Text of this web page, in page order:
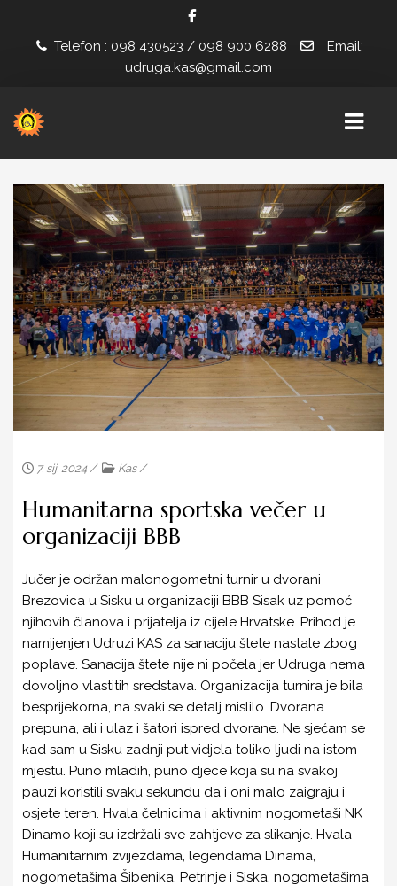
Telefon : 098 430523 / 098 900 6288
Email:
udruga.kas@gmail.com
POČETNA
NOVOSTI
PROJEKTI
ZAŽELI U KAS-U
ZAJEDNO U KAS-U
INSTITUCIONALNA PODRŠKA ZA STABILIZACIJU I
RAZVOJ UDRUGE
ARHIVA
KASOM U BUDUĆNOST
ISPUNJEN ŽIVOT
GODINE NISU VAŽNE
ZAŽELI U KAS-U
ZAJEDNO U KAS-U
PSIHOLOŠKA POMOĆ RODITELJIMA U
PREVLADAVANJU STRESA UZROKOVANOG
POTRESOM
SPORTSKE AKTIVNOSTI MLADIH U KAS-U
PROGRAM JAVNIH RADOVA
ZAVOD ZA VJEŠTAČENJE
DRUŠTVENO KORISTAN RAD ZA OPĆE DOBRO
7. sij. 2024 / Kas/
Humanitarna sportska večer u
organizaciji BBB
Jučer je održan malonogometni turnir u dvorani
Brezovica u Sisku u organizaciji BBB Sisak uz pomoć
njihovih članova i prijatelja iz cijele Hrvatske. Prihod je
namijenjen Udruzi KAS za sanaciju štete nastale zbog
poplave. Sanacija štete nije ni počela jer Udruga nema
dovoljno vlastitih sredstava. Organizacija turnira je bila
besprijekorna, na svaki se detalj mislilo. Dvorana
prepuna, ali i ulaz i šatori ispred dvorane. Ne sjećam se
kad sam u Sisku zadnji put vidjela toliko ljudi na istom
mjestu. Puno mladih, puno djece koja su na svakoj
pauzi koristili svaku sekundu da i oni malo zaigraju i
osjete teren. Hvala čelnicima i aktivnim nogometaši NK
Dinamo koji su izdržali sve zahtjeve za slikanje. Hvala
Humanitarnim zvijezdama, legendama Dinama,
nogometašima Šibenika, Petrinje i Siska, nogometašima